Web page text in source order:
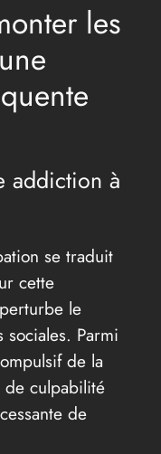
les
addiction à
se traduit
cette
le
Parmi
de la
culpabilité
de